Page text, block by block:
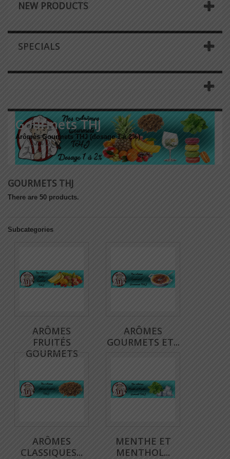
NEW PRODUCTS
SPECIALS
Gourmets THJ
Arômes Gourmets THJ (dosage 1 à 2%)
GOURMETS THJ
There are 50 products.
Subcategories
ARÔMES
FRUITÉS
GOURMETS
ARÔMES
GOURMETS ET...
ARÔMES
CLASSIQUES...
MENTHE ET
MENTHOL...